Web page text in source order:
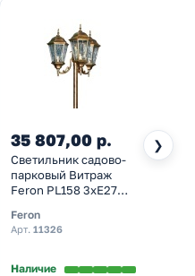
❯
35 807,00 р.
Светильник садово-
парковый Витраж
Feron PL158 3xE27
черное золото (столб
2м)
Feron
Арт. 11326
Наличие
29